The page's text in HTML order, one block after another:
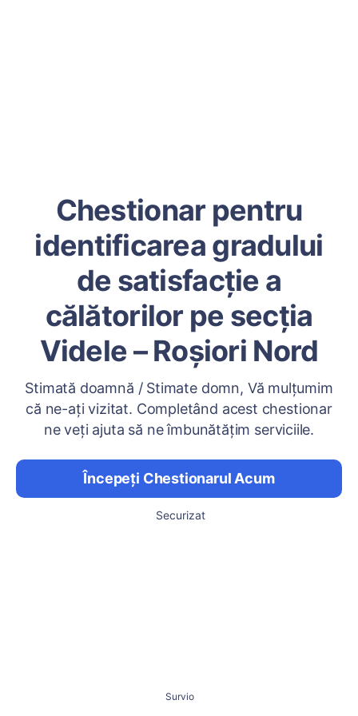
Chestionar pentru
identificarea gradului
de satisfacție a
călătorilor pe secția
Videle – Roșiori Nord
Stimată doamnă / Stimate domn, Vă mulțumim
că ne-ați vizitat. Completând acest chestionar
ne veți ajuta să ne îmbunătățim serviciile.
Începeți Chestionarul Acum
Securizat
Survio